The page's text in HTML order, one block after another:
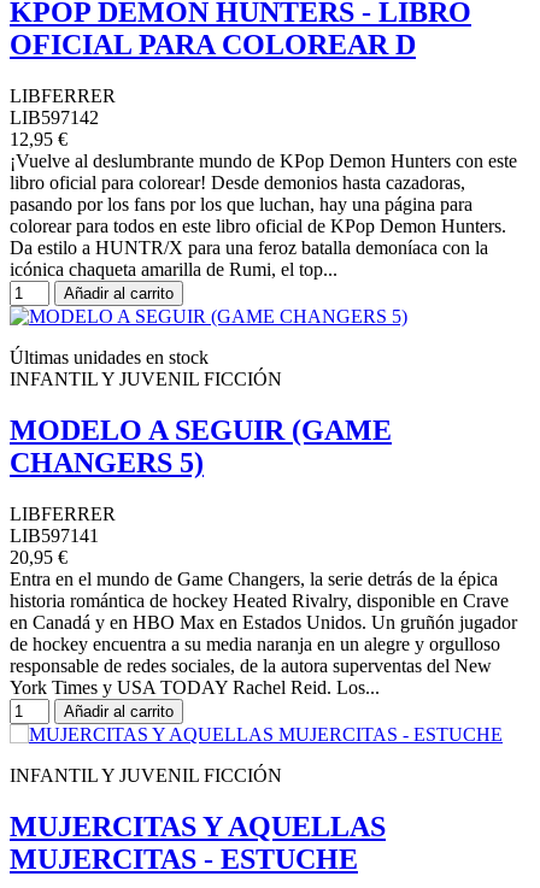
KPOP DEMON HUNTERS - LIBRO
OFICIAL PARA COLOREAR D
LIBFERRER
LIB597142
12,95 €
¡Vuelve al deslumbrante mundo de KPop Demon Hunters con este
libro oficial para colorear! Desde demonios hasta cazadoras,
pasando por los fans por los que luchan, hay una página para
colorear para todos en este libro oficial de KPop Demon Hunters.
Da estilo a HUNTR/X para una feroz batalla demoníaca con la
icónica chaqueta amarilla de Rumi, el top...
Añadir al carrito
Últimas unidades en stock
INFANTIL Y JUVENIL FICCIÓN
MODELO A SEGUIR (GAME
CHANGERS 5)
LIBFERRER
LIB597141
20,95 €
Entra en el mundo de Game Changers, la serie detrás de la épica
historia romántica de hockey Heated Rivalry, disponible en Crave
en Canadá y en HBO Max en Estados Unidos. Un gruñón jugador
de hockey encuentra a su media naranja en un alegre y orgulloso
responsable de redes sociales, de la autora superventas del New
York Times y USA TODAY Rachel Reid. Los...
Añadir al carrito
INFANTIL Y JUVENIL FICCIÓN
MUJERCITAS Y AQUELLAS
MUJERCITAS - ESTUCHE